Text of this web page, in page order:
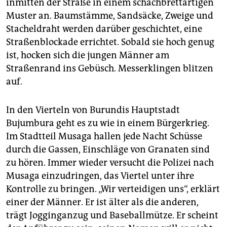
epaper login
inmitten der Straße in einem schachbrettartigen
Muster an. Baumstämme, Sandsäcke, Zweige und
Stacheldraht werden darüber geschichtet, eine
Straßenblockade errichtet. Sobald sie hoch genug
ist, hocken sich die jungen Männer am
Straßenrand ins Gebüsch. Messerklingen blitzen
auf.
In den Vierteln von Burundis Hauptstadt
Bujumbura geht es zu wie in einem Bürgerkrieg.
Im Stadtteil Musaga hallen jede Nacht Schüsse
durch die Gassen, Einschläge von Granaten sind
zu hören. Immer wieder versucht die Polizei nach
Musaga einzudringen, das Viertel unter ihre
Kontrolle zu bringen. „Wir verteidigen uns“, erklärt
einer der Männer. Er ist älter als die anderen,
trägt Jogginganzug und Baseballmütze. Er scheint